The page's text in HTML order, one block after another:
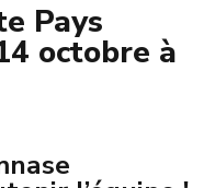
Pays
octobre à